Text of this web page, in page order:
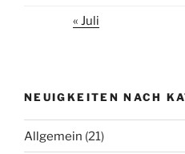
« Juli
NEUIGKEITEN NACH
Allgemein (21)